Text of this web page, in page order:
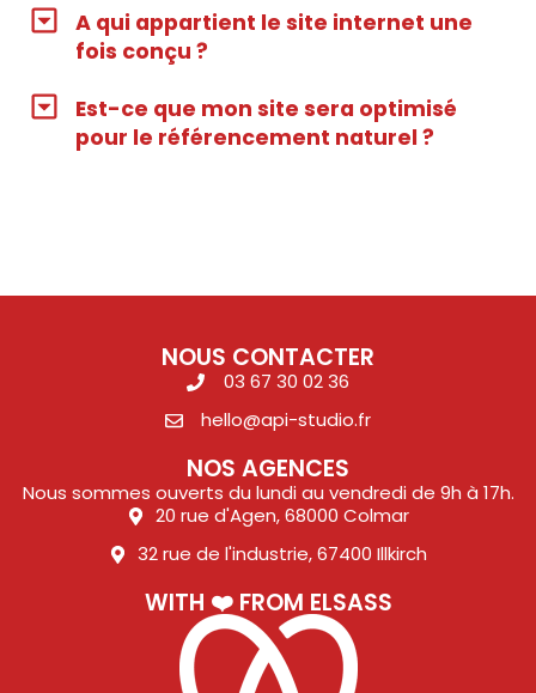
A qui appartient le site internet une
fois conçu ?
Est-ce que mon site sera optimisé
pour le référencement naturel ?
NOUS CONTACTER
03 67 30 02 36
hello@api-studio.fr
NOS AGENCES
Nous sommes ouverts du lundi au vendredi de 9h à 17h.
20 rue d'Agen, 68000 Colmar
32 rue de l'industrie, 67400 Illkirch
WITH ❤️ FROM ELSASS